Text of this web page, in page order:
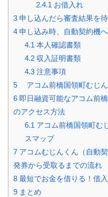
2.4.1 お借入れ
3 申し込んだら審査結果を待
4 申し込み時、自動契約機
4.1 本人確認書類
4.2収入証明書類
4.3注意事項
5 アコム前橋国領町むじ
6 即日融資可能なアコム前
のアクセス方法
6.1 アコム前橋国領町む
スマップ
7 アコムむじんくん（自動
発券から受取るまでの流れ
8 最短でお金を借りる！借
9 まとめ